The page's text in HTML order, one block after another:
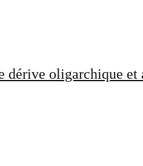
dérive oligarchique et